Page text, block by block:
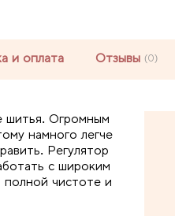
и оплата Отзывы (0)
шитья. Огромным
намного легче
Регулятор
с широким
чистоте и